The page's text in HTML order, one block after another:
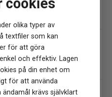
cookies
olika typer av
textfiler som kan
för att göra
och effektiv. Lagen
på din enhet om
för att använda
krävs självklart